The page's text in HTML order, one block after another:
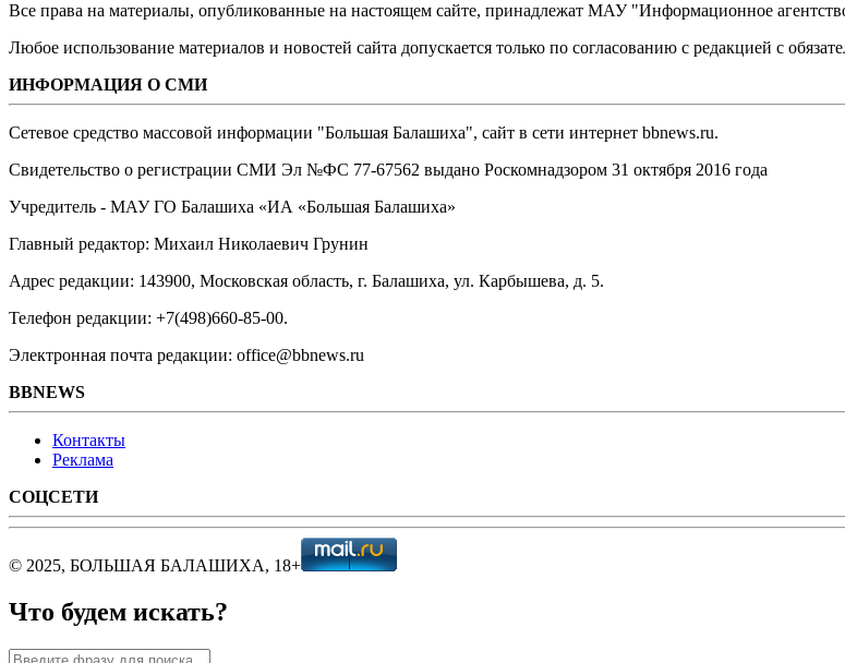
Все права на материалы, опубликованные на настоящем сайте, принадлежат МАУ "Информационное
Любое использование материалов и новостей сайта допускается только по согласованию с редакцией с
ИНФОРМАЦИЯ О СМИ
Сетевое средство массовой информации "Большая Балашиха", сайт в сети интернет bbnews.ru.
Свидетельство о регистрации СМИ Эл №ФС ‎77-67562 выдано Роскомнадзором 31 октября 2016 года
Учредитель - МАУ ГО Балашиха «ИА «Большая Балашиха»
Главный редактор: Михаил Николаевич Грунин
Адрес редакции: 143900, Московская область, г. Балашиха, ул. Карбышева, д. 5.
Телефон редакции: +7(498)660-85-00.
Электронная почта редакции: office@bbnews.ru
BBNEWS
Контакты
Реклама
СОЦСЕТИ
© 2025, БОЛЬШАЯ БАЛАШИХА, 18+
Что будем искать?